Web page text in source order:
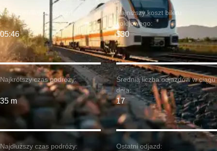
Najkrótszy czas podróży:
35 m
Najwcześniejszy wyjazd:
05:46
Najdłuższy czas podróży:
Najniższy koszt biletu
kolejowego:
$30
Średnia liczba odjazdów w ciągu
dnia:
17
Ostatni odjazd: